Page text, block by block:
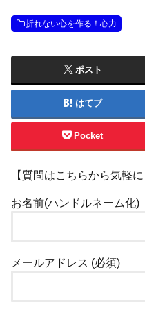
折れない心を作る！心力
ポスト
はてブ
Pocket
【質問はこちらから気軽に
お名前(ハンドルネーム化)
メールアドレス (必須)